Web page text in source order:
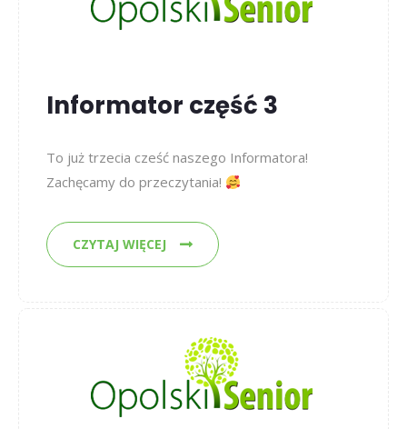
Informator część 3
To już trzecia cześć naszego Informatora!
Zachęcamy do przeczytania!
CZYTAJ WIĘCEJ